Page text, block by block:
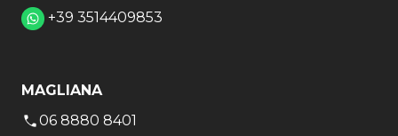
+39 3514409853
MAGLIANA
06 8880 8401